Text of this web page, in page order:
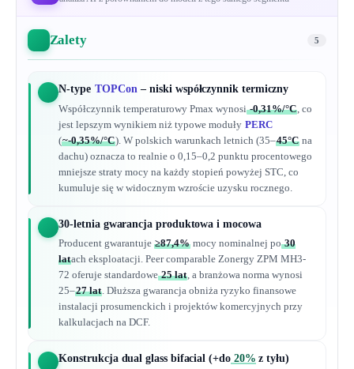
Zalety 5
N-type TOPCon – niski współczynnik termiczny
Współczynnik temperaturowy Pmax wynosi-0,31%/°C , co
jest lepszym wynikiem niż typowe moduły PERC
(~-0,35%/°C). W polskich warunkach letnich (35–45°C na
dachu) oznacza to realnie o 0,15–0,2 punktu procentowego
mniejsze straty mocy na każdy stopień powyżej STC, co
kumuluje się w widocznym wzroście uzysku rocznego.
30-letnia gwarancja produktowa i mocowa
Producent gwarantuje≥87,4% mocy nominalnej po30
latach eksploatacji. Peer comparable Zonergy ZPM MH3-
72 oferuje standardowe25 lat, a branżowa norma wynosi
25–27 lat. Dłuższa gwarancja obniża ryzyko finansowe
instalacji prosumenckich i projektów komercyjnych przy
kalkulacjach na DCF.
Konstrukcja dual glass bifacial (+do20% z tyłu)